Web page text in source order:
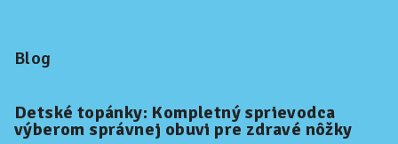
Blog
Detské topánky: Kompletný sprievodca
výberom správnej obuvi pre zdravé nôžky